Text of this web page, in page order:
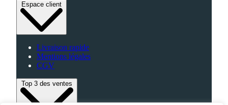
Espace client
Livraison rapide
Mentions légales
CGV
Top 3 des ventes